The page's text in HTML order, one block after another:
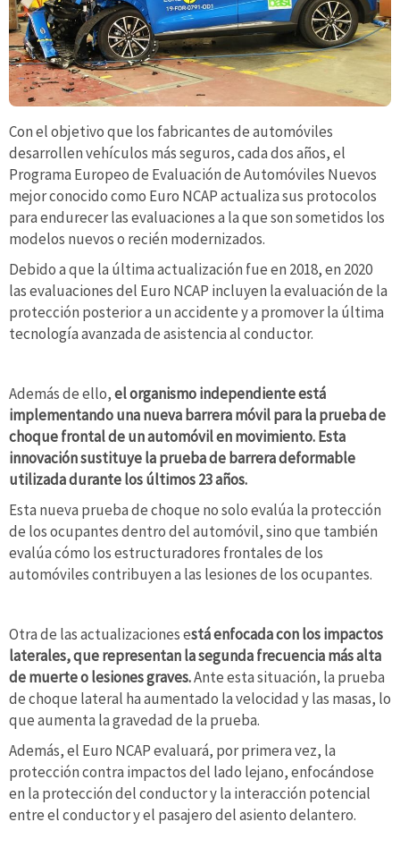
Con el objetivo que los fabricantes de automóviles
desarrollen vehículos más seguros, cada dos años, el
Programa Europeo de Evaluación de Automóviles Nuevos
mejor conocido como Euro NCAP actualiza sus protocolos
para endurecer las evaluaciones a la que son sometidos los
modelos nuevos o recién modernizados.
Debido a que la última actualización fue en 2018, en 2020
las evaluaciones del Euro NCAP incluyen la evaluación de la
protección posterior a un accidente y a promover la última
tecnología avanzada de asistencia al conductor.
Además de ello,el organismo independiente está
implementando una nueva barrera móvil para la prueba de
choque frontal de un automóvil en movimiento. Esta
innovación sustituye la prueba de barrera deformable
utilizada durante los últimos 23 años.
Esta nueva prueba de choque no solo evalúa la protección
de los ocupantes dentro del automóvil, sino que también
evalúa cómo los estructuradores frontales de los
automóviles contribuyen a las lesiones de los ocupantes.
Otra de las actualizaciones está enfocada con los impactos
laterales, que representan la segunda frecuencia más alta
de muerte o lesiones graves.Ante esta situación, la prueba
de choque lateral ha aumentado la velocidad y las masas, lo
que aumenta la gravedad de la prueba.
Además, el Euro NCAP evaluará, por primera vez, la
protección contra impactos del lado lejano, enfocándose
en la protección del conductor y la interacción potencial
entre el conductor y el pasajero del asiento delantero.